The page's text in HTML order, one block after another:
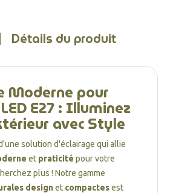
Détails du produit
Moderne pour
E27 : Illuminez
avec Style
solution d'éclairage qui allie
et praticité pour votre
plus ! Notre gamme
designet compactesest